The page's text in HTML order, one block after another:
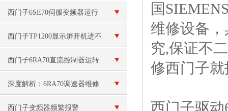
西门子6SE70伺服变频器运行
中报F002技术咨询
西门子TP1200显示屏开机进不
了系统
西门子6RA70直流控制器运转
速度不连贯维修
深度解析：6RA70调速器维修
中的技术难点与解决方案
西门子变频器频繁报警
国
维修设备
究,保证不
修西门子
西门子驱动